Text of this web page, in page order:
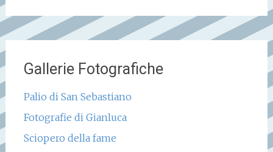
Gallerie Fotografiche
Palio di San Sebastiano
Fotografie di Gianluca
Sciopero della fame